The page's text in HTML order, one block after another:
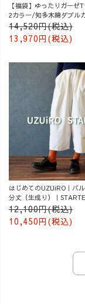
【福袋】ゆったりガーゼ
2カラー/知多木綿ダブル
14,520円(税込)
13,970円(税込)
はじめてのUZUiRO｜バ
分丈（生成り）｜
12,100円(税込)
10,450円(税込)